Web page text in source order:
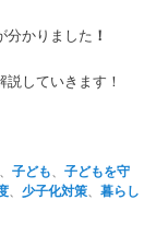
分かりました ！
していきます！
、子ども、子どもを守
、少子化対策、暮らし